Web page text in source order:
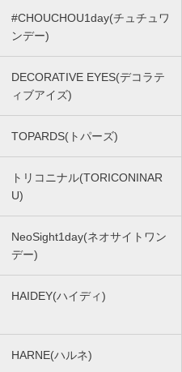
#CHOUCHOU1day(チュチュワ
ンデー)
DECORATIVE EYES(デコラテ
ィブアイズ)
TOPARDS(トパーズ)
トリコニナル(TORICONINAR
U)
NeoSight1day(ネオサイトワン
デー)
HAIDEY(ハイディ)
HARNE(ハルネ)